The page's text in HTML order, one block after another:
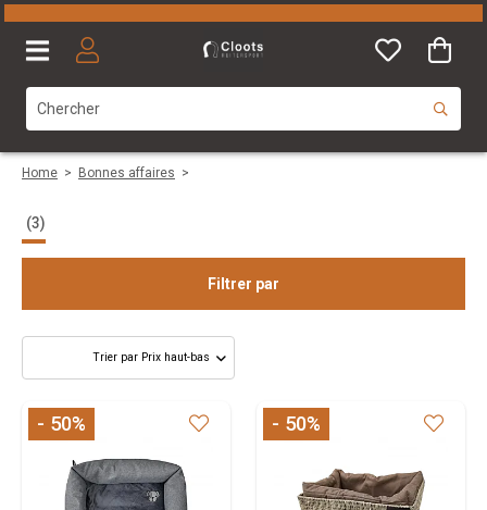
Home > Bonnes affaires >
(3)
Filtrer par
Marque
Couleurs
- 50% - 50%